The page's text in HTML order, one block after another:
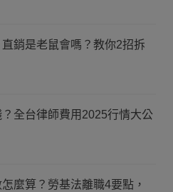
銷是老鼠會嗎？教你2招拆
全台律師費用2025行情大公
麼算？勞基法離職4要點，